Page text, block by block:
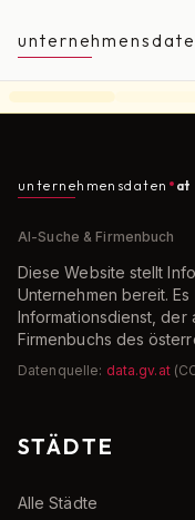
unternehmensdaten at
AI-Suche & Firmenbuch
Diese Website stellt
Unternehmen bereit.
Informationsdienst, der
Firmenbuchs des
Datenquelle: data.gv.at
STÄDTE
Alle Städte